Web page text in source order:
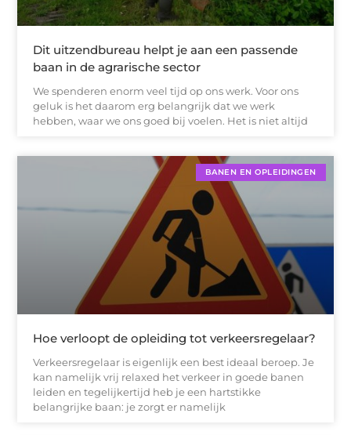
Dit uitzendbureau helpt je aan een passende
baan in de agrarische sector
We spenderen enorm veel tijd op ons werk. Voor ons
geluk is het daarom erg belangrijk dat we werk
hebben, waar we ons goed bij voelen. Het is niet altijd
BANEN EN OPLEIDINGEN
Hoe verloopt de opleiding tot verkeersregelaar?
Verkeersregelaar is eigenlijk een best ideaal beroep. Je
kan namelijk vrij relaxed het verkeer in goede banen
leiden en tegelijkertijd heb je een hartstikke
belangrijke baan: je zorgt er namelijk